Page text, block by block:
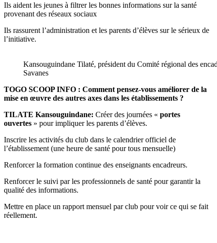
Ils aident les jeunes à filtrer les bonnes informations sur la santé
provenant des réseaux sociaux
Ils rassurent l’administration et les parents d’élèves sur le sérieux de
l’initiative.
Kansouguindane Tilaté, président du Comité régional des
Savanes
TOGO SCOOP INFO : Comment pensez-vous améliorer de la
mise en œuvre des autres axes dans les établissements ?
TILATE Kansouguindane: Créer des journées « portes
ouvertes » pour impliquer les parents d’élèves.
Inscrire les activités du club dans le calendrier officiel de
l’établissement (une heure de santé pour tous mensuelle)
Renforcer la formation continue des enseignants encadreurs.
Renforcer le suivi par les professionnels de santé pour garantir la
qualité des informations.
Mettre en place un rapport mensuel par club pour voir ce qui se fait
réellement.